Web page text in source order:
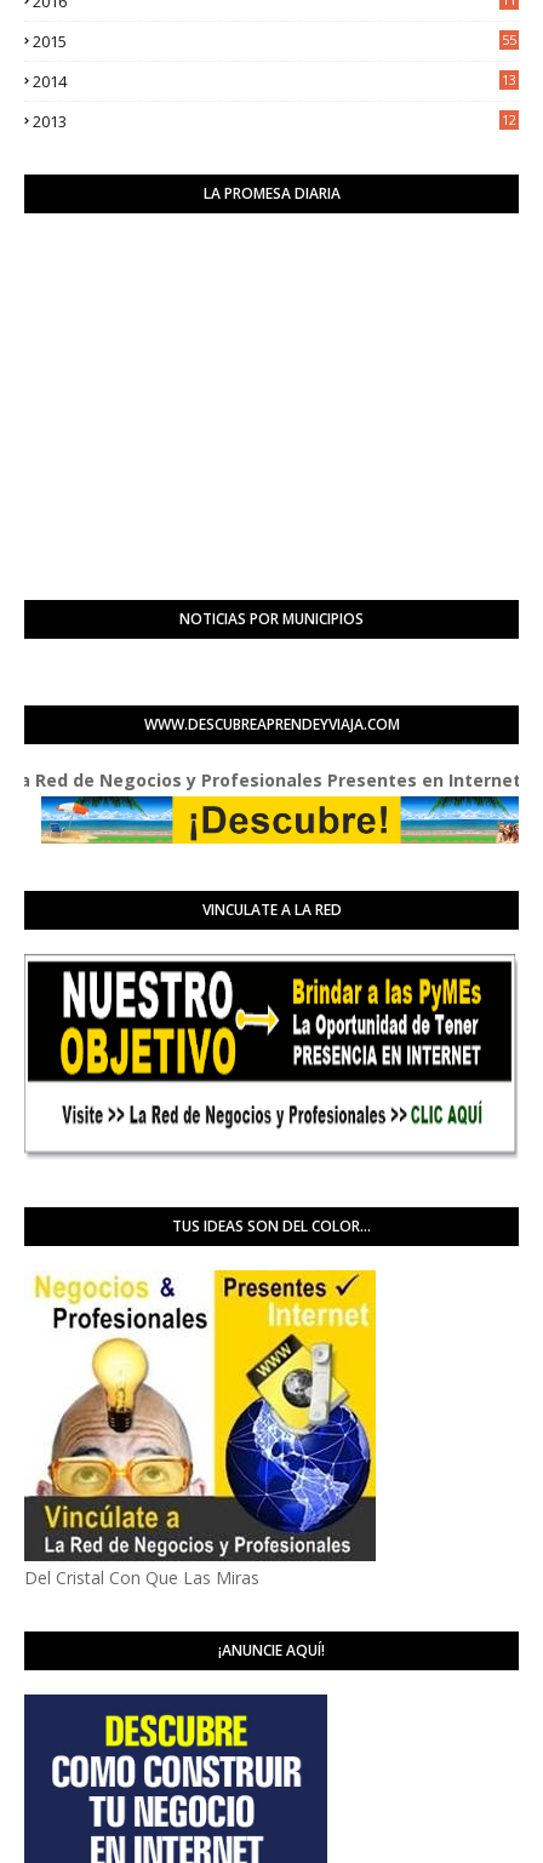
2015 55
2014
13
2013
12
LA PROMESA DIARIA
NOTICIAS POR MUNICIPIOS
WWW.DESCUBREAPRENDEYVIAJA.COM
de Negocios y Profesionales Presentes en Internet
VINCULATE A LA RED
TUS IDEAS SON DEL COLOR...
Del Cristal Con Que Las Miras
¡ANUNCIE AQUÍ!